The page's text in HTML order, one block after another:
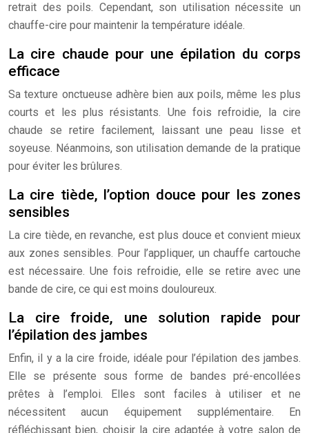
retrait des poils. Cependant, son utilisation nécessite un
chauffe-cire pour maintenir la température idéale.
La cire chaude pour une épilation du corps
efficace
Sa texture onctueuse adhère bien aux poils, même les plus
courts et les plus résistants. Une fois refroidie, la cire
chaude se retire facilement, laissant une peau lisse et
soyeuse. Néanmoins, son utilisation demande de la pratique
pour éviter les brûlures.
La cire tiède, l’option douce pour les zones
sensibles
La cire tiède, en revanche, est plus douce et convient mieux
aux zones sensibles. Pour l’appliquer, un chauffe cartouche
est nécessaire. Une fois refroidie, elle se retire avec une
bande de cire, ce qui est moins douloureux.
La cire froide, une solution rapide pour
l’épilation des jambes
Enfin, il y a la cire froide, idéale pour l’épilation des jambes.
Elle se présente sous forme de bandes pré-encollées
prêtes à l’emploi. Elles sont faciles à utiliser et ne
nécessitent aucun équipement supplémentaire. En
réfléchissant bien, choisir la cire adaptée à votre salon de